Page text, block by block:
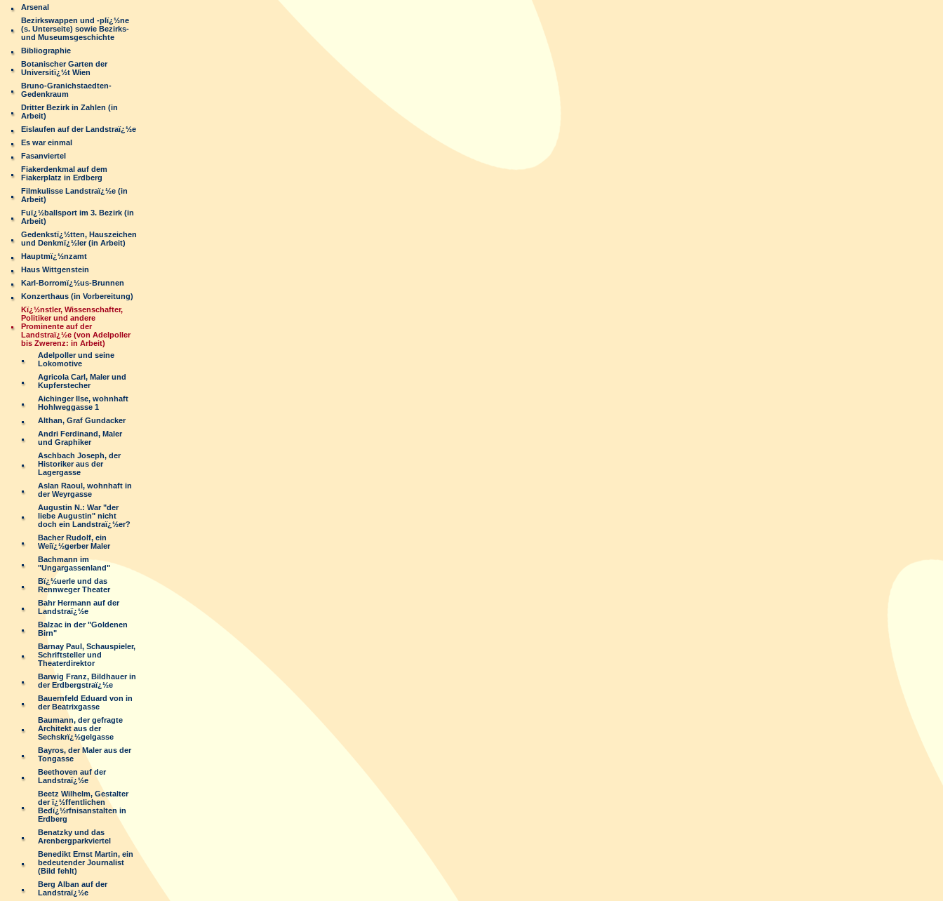
Arsenal
Bezirkswappen und -plï¿½ne
(s. Unterseite) sowie Bezirks-
und Museumsgeschichte
Bibliographie
Botanischer Garten der
Universitï¿½t Wien
Bruno-Granichstaedten-
Gedenkraum
Dritter Bezirk in Zahlen (in
Arbeit)
Eislaufen auf der Landstraï¿½e
Es war einmal
Fasanviertel
Fiakerdenkmal auf dem
Fiakerplatz in Erdberg
Filmkulisse Landstraï¿½e (in
Arbeit)
Fuï¿½ballsport im 3. Bezirk (in
Arbeit)
Gedenkstï¿½tten, Hauszeichen
und Denkmï¿½ler (in Arbeit)
Hauptmï¿½nzamt
Haus Wittgenstein
Karl-Borromï¿½us-Brunnen
Konzerthaus (in Vorbereitung)
Kï¿½nstler, Wissenschafter,
Politiker und andere
Prominente auf der
Landstraï¿½e (von Adelpoller
bis Zwerenz: in Arbeit)
Adelpoller und seine
Lokomotive
Agricola Carl, Maler und
Kupferstecher
Aichinger Ilse, wohnhaft
Hohlweggasse 1
Althan, Graf Gundacker
Andri Ferdinand, Maler
und Graphiker
Aschbach Joseph, der
Historiker aus der
Lagergasse
Aslan Raoul, wohnhaft in
der Weyrgasse
Augustin N.: War "der
liebe Augustin" nicht
doch ein Landstraï¿½er?
Bacher Rudolf, ein
Weiï¿½gerber Maler
Bachmann im
"Ungargassenland"
Bï¿½uerle und das
Rennweger Theater
Bahr Hermann auf der
Landstraï¿½e
Balzac in der "Goldenen
Birn"
Barnay Paul, Schauspieler,
Schriftsteller und
Theaterdirektor
Barwig Franz, Bildhauer in
der Erdbergstraï¿½e
Bauernfeld Eduard von in
der Beatrixgasse
Baumann, der gefragte
Architekt aus der
Sechskrï¿½gelgasse
Bayros, der Maler aus der
Tongasse
Beethoven auf der
Landstraï¿½e
Beetz Wilhelm, Gestalter
der ï¿½ffentlichen
Bedï¿½rfnisanstalten in
Erdberg
Benatzky und das
Arenbergparkviertel
Benedikt Ernst Martin, ein
bedeutender Journalist
(Bild fehlt)
Berg Alban auf der
Landstraï¿½e